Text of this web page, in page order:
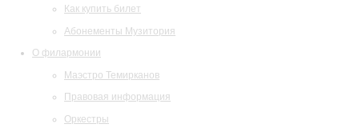
Как купить билет
Абонементы Музитория
О филармонии
Маэстро Темирканов
Правовая информация
Оркестры